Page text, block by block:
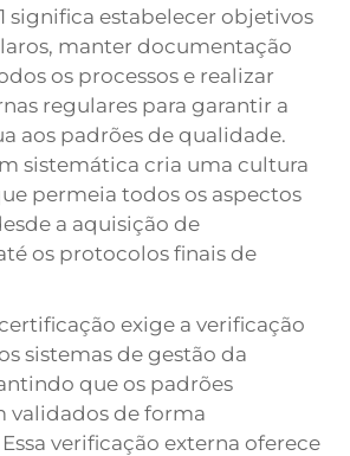
significa estabelecer objetivos
manter documentação
os processos e realizar
regulares para garantir a
aos padrões de qualidade.
sistemática cria uma cultura
permeia todos os aspectos
a aquisição de
os protocolos finais de
exige a verificação
sistemas de gestão da
que os padrões
validados de forma
verificação externa oferece